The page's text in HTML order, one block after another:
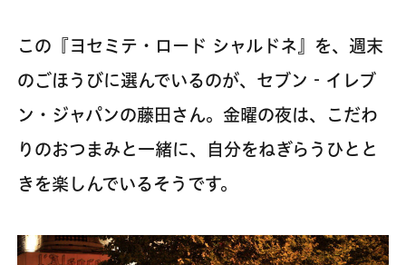
この『ヨセミテ・ロード シャルドネ』を、週末
のごほうびに選んでいるのが、セブン‐イレブ
ン・ジャパンの藤田さん。金曜の夜は、こだわ
りのおつまみと一緒に、自分をねぎらうひとと
きを楽しんでいるそうです。